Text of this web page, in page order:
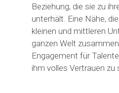
Beziehung, die sie zu
unterhält. Eine Nähe,
kleinen und mittleren
ganzen Welt
Engagement für
ihm volles Vertrauen zu